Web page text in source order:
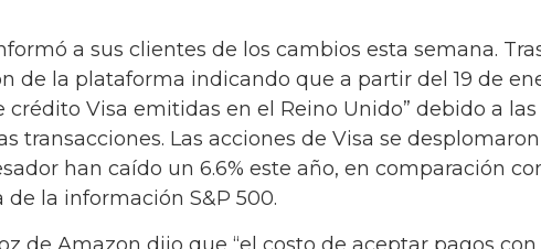
a sus clientes de los cambios esta semana.
de la plataforma indicando que a partir del 19 de
crédito Visa emitidas en el Reino Unido” debido a
transacciones. Las acciones de Visa se
han caído un 6.6% este año, en comparación
de la información S&P 500.